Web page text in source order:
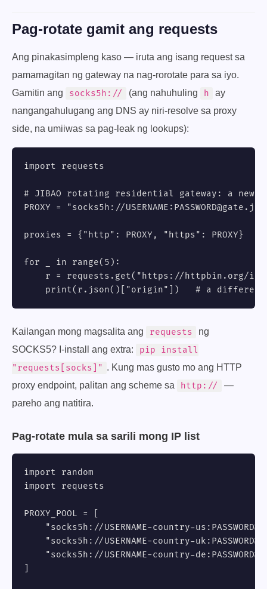
Pag-rotate gamit ang requests
Ang pinakasimpleng kaso — iruta ang isang request sa
pamamagitan ng gateway na nag-rorotate para sa iyo.
Gamitin ang
socks5h:// (ang nahuhuling h
ay
nangangahulugang ang DNS ay niri-resolve sa proxy
side, na umiiwas sa pag-leak ng lookups):
import requests
# JIBAO rotating residential gateway: a new
PROXY = "socks5h://USERNAME:
proxies = {"http": PROXY, "https": PROXY}
for _ in range(5):
r = requests.get("https://httpbin.org/
print(r.json()["origin"])   # a
Kailangan mong magsalita ang requests
ng
SOCKS5? I-install ang extra:
pip install
"requests[socks]" . Kung mas gusto mo ang HTTP
proxy endpoint, palitan ang scheme sa
http://
—
pareho ang natitira.
Pag-rotate mula sa sarili mong IP list
import random
import requests
PROXY_POOL = [
    "socks5h://USERNAME-country-us:
    "socks5h://USERNAME-country-uk:
    "socks5h://USERNAME-country-de: